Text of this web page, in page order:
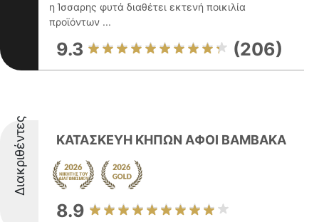
η Ίσσαρης φυτά διαθέτει εκτενή ποικιλία
προϊόντων ...
9.3 (206)
Διακριθέντες ΚΑΤΑΣΚΕΥΗ ΚΗΠΩΝ ΑΦΟΙ ΒΑΜΒΑΚΑ
8.9